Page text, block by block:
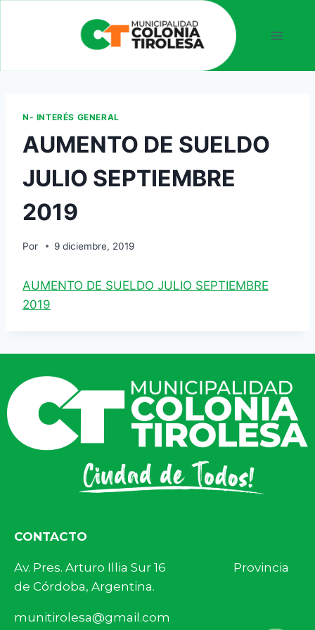
N- INTERÉS GENERAL
AUMENTO DE SUELDO
JULIO SEPTIEMBRE
2019
Por 9 diciembre, 2019
AUMENTO DE SUELDO JULIO SEPTIEMBRE
2019
CONTACTO
Av. Pres. Arturo Illia Sur 16 Provincia
de Córdoba, Argentina.
munitirolesa@gmail.com